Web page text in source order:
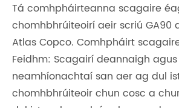
Tá comhpháirteanna scagaire
chomhbhrúiteoirí aeir scriú GA90
Atlas Copco. Comhpháirt
Feidhm: Scagairí deannaigh agus
neamhíonachtaí san aer ag dul
chomhbhrúiteoir chun cosc ​​a